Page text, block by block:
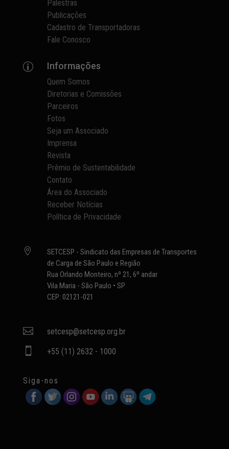
Palestras
Publicações
Cadastro de Transportadoras
Fale Conosco
p Informações
Quem Somos
Diretorias e Comissões
Parceiros
Fotos
Seja um Associado
Imprensa
Revista
Prêmio de Sustentabilidade
Contato
Área do Associado
Receber Notícias
Política de Privacidade

SETCESP - Sindicato das Empresas de Transportes
de Carga de São Paulo e Região
Rua Orlando Monteiro, nº 21, 6º andar
Vila Maria - São Paulo • SP
CEP: 02121-021
 setcesp@setcesp.org.br
 +55 (11) 2632 - 1000
Siga-nos